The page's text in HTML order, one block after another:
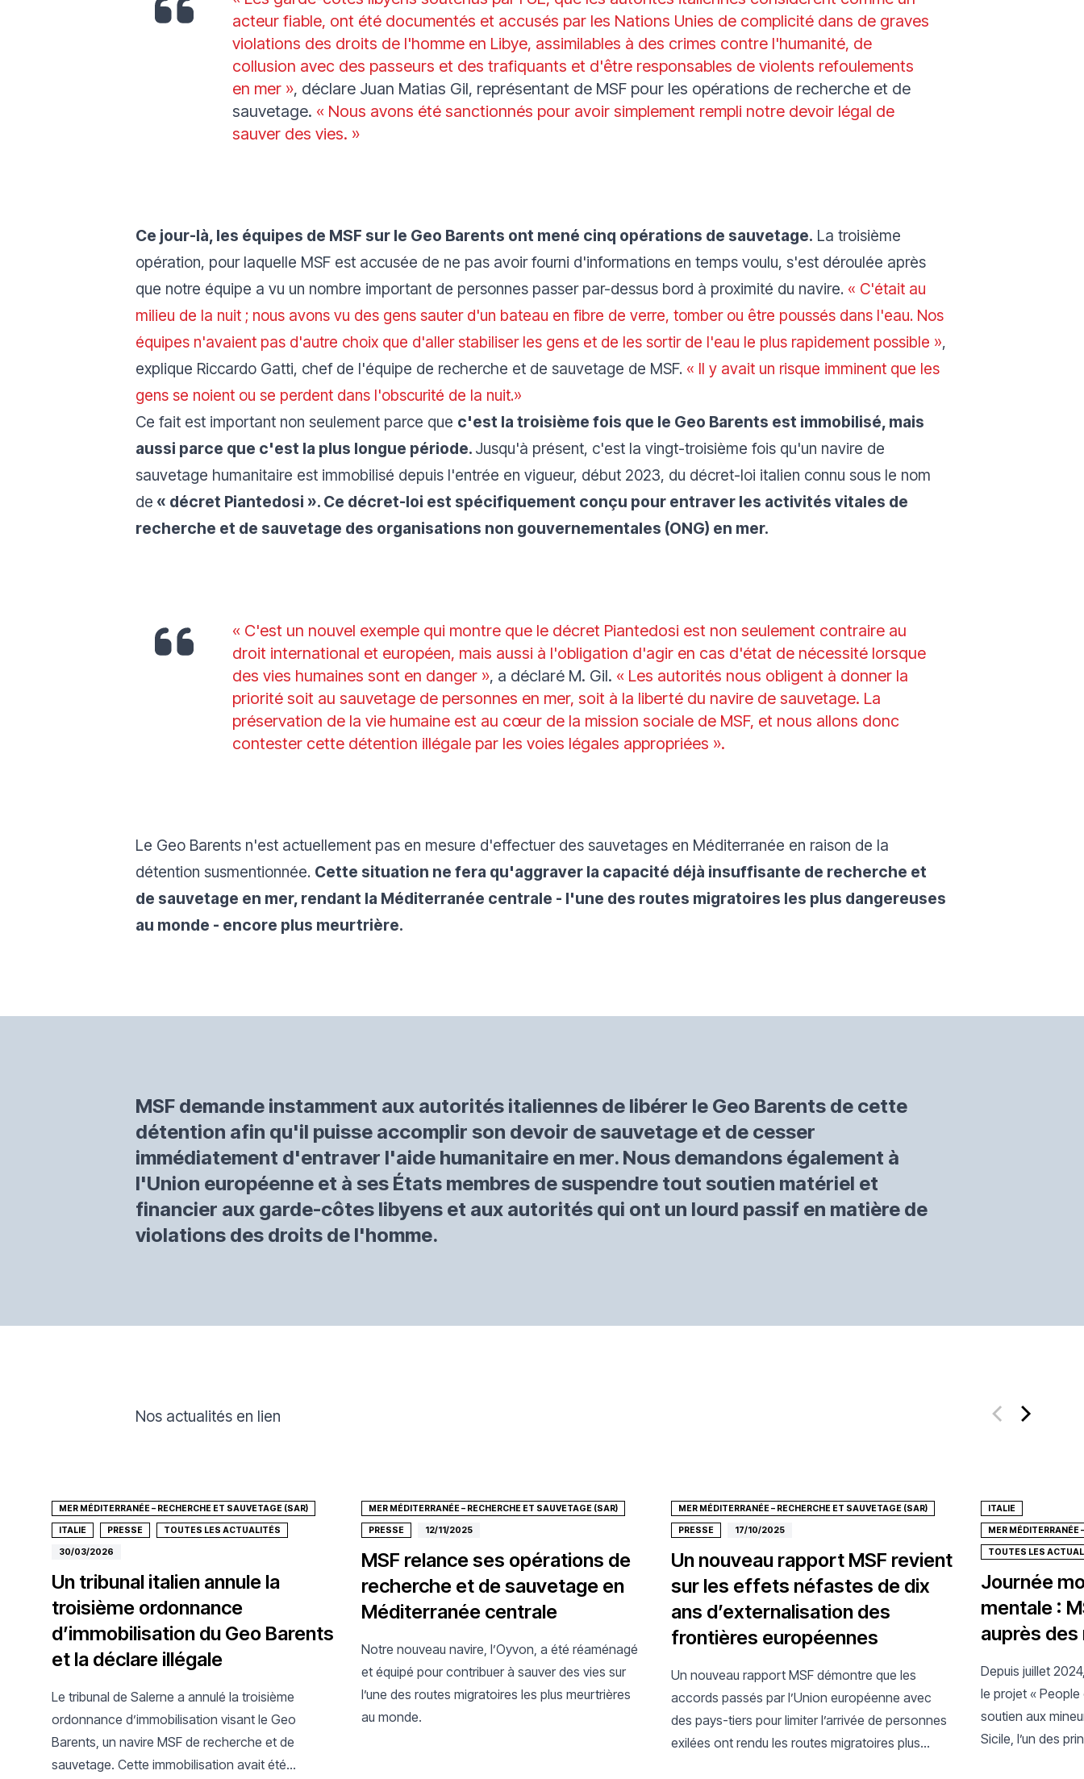
acteur fiable, ont été documentés et accusés par les Nations Unies de complicité dans de graves
violations des droits de l'homme en Libye, assimilables à des crimes contre l'humanité, de
collusion avec des passeurs et des trafiquants et d'être responsables de violents refoulements
en mer », déclare Juan Matias Gil, représentant de MSF pour les opérations de recherche et de
sauvetage. « Nous avons été sanctionnés pour avoir simplement rempli notre devoir légal de
sauver des vies. »
Ce jour-là, les équipes de MSF sur le Geo Barents ont mené cinq opérations de sauvetage. La troisième
opération, pour laquelle MSF est accusée de ne pas avoir fourni d'informations en temps voulu, s'est déroulée après
que notre équipe a vu un nombre important de personnes passer par-dessus bord à proximité du navire. « C'était au
milieu de la nuit ; nous avons vu des gens sauter d'un bateau en fibre de verre, tomber ou être poussés dans l'eau. Nos
équipes n'avaient pas d'autre choix que d'aller stabiliser les gens et de les sortir de l'eau le plus rapidement possible »,
explique Riccardo Gatti, chef de l'équipe de recherche et de sauvetage de MSF. « Il y avait un risque imminent que les
gens se noient ou se perdent dans l'obscurité de la nuit.»
Ce fait est important non seulement parce que c'est la troisième fois que le Geo Barents est immobilisé, mais
aussi parce que c'est la plus longue période. Jusqu'à présent, c'est la vingt-troisième fois qu'un navire de
sauvetage humanitaire est immobilisé depuis l'entrée en vigueur, début 2023, du décret-loi italien connu sous le nom
de « décret Piantedosi ». Ce décret-loi est spécifiquement conçu pour entraver les activités vitales de
recherche et de sauvetage des organisations non gouvernementales (ONG) en mer.
« C'est un nouvel exemple qui montre que le décret Piantedosi est non seulement contraire au
droit international et européen, mais aussi à l'obligation d'agir en cas d'état de nécessité lorsque
des vies humaines sont en danger », a déclaré M. Gil. « Les autorités nous obligent à donner la
priorité soit au sauvetage de personnes en mer, soit à la liberté du navire de sauvetage. La
préservation de la vie humaine est au cœur de la mission sociale de MSF, et nous allons donc
contester cette détention illégale par les voies légales appropriées ».
Le Geo Barents n'est actuellement pas en mesure d'effectuer des sauvetages en Méditerranée en raison de la
détention susmentionnée. Cette situation ne fera qu'aggraver la capacité déjà insuffisante de recherche et
de sauvetage en mer, rendant la Méditerranée centrale - l'une des routes migratoires les plus dangereuses
au monde - encore plus meurtrière.
MSF demande instamment aux autorités italiennes de libérer le Geo Barents de cette
détention afin qu'il puisse accomplir son devoir de sauvetage et de cesser
immédiatement d'entraver l'aide humanitaire en mer. Nous demandons également à
l'Union européenne et à ses États membres de suspendre tout soutien matériel et
financier aux garde-côtes libyens et aux autorités qui ont un lourd passif en matière de
violations des droits de l'homme.
Nos actualités en lien
MER MÉDITERRANÉE – RECHERCHE ET SAUVETAGE (SAR)
ITALIE PRESSE TOUTES LES ACTUALITÉS
30/03/2026
Un tribunal italien annule la
troisième ordonnance
d’immobilisation du Geo Barents
et la déclare illégale
Le tribunal de Salerne a annulé la troisième
ordonnance d’immobilisation visant le Geo
Barents, un navire MSF de recherche et de
sauvetage. Cette immobilisation avait été
MER MÉDITERRANÉE – RECHERCHE ET SAUVETAGE (SAR)
PRESSE 12/11/2025
MSF relance ses opérations de
recherche et de sauvetage en
Méditerranée centrale
Notre nouveau navire, l’Oyvon, a été réaménagé
et équipé pour contribuer à sauver des vies sur
l’une des routes migratoires les plus meurtrières
au monde.
MER MÉDITERRANÉE – RECHERCHE ET SAUVETAGE (SAR)
PRESSE 17/10/2025
Un nouveau rapport MSF revient
sur les effets néfastes de dix
ans d’externalisation des
frontières européennes
Un nouveau rapport MSF démontre que les
accords passés par l’Union européenne avec
des pays-tiers pour limiter l’arrivée de personnes
exilées ont rendu les routes migratoires plus
ITALIE
MER MÉDITERRANÉE
TOUTES LES
Journée
mentale :
auprès
Depuis juillet
le projet «
soutien aux
Sicile, l’un des